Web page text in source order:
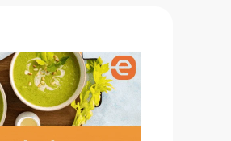
recepten
avondeten